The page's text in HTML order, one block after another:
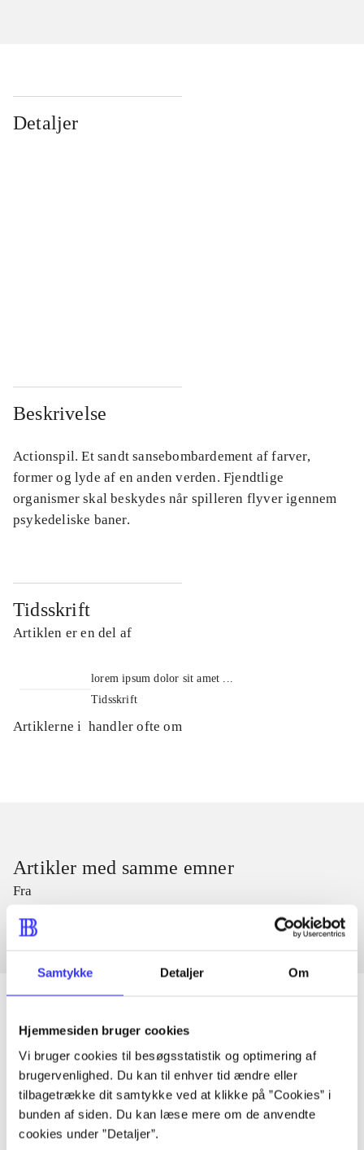
Samtykke Detaljer Om
Hjemmesiden bruger cookies
Vi bruger cookies til besøgsstatistik og optimering af
brugervenlighed. Du kan til enhver tid ændre eller
tilbagetrække dit samtykke ved at klikke på ”Cookies” i
bunden af siden. Du kan læse mere om de anvendte
cookies under ”Detaljer”.
Detaljer
Beskrivelse
Actionspil. Et sandt sansebombardement af farver,
former og lyde af en anden verden. Fjendtlige
organismer skal beskydes når spilleren flyver igennem
psykedeliske baner.
Tidsskrift
Artiklen er en del af
lorem ipsum dolor sit amet ...
Tidsskrift
Artiklerne i handler ofte om
Artikler med samme emner
Fra
Artikler
Alle registrerede artikler fordelt på udgivelser
...